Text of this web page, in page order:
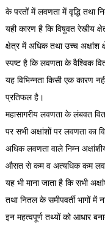
के परतों में लवणता में वृद्धि तथा
यही कारण है कि विषुवत रेखीय
क्षेत्र में अधिक तथा उच्च अक्षांश
स्पष्ट है कि लवणता के वैश्विक
यह विभिन्नता किसी एक कारण
प्रतिफल है।
महासागरीय लवणता के लंबवत
पर सभी अक्षांशों पर लवणता
अधिक लवणता वाले निम्न
औसत से कम व अत्यधिक कम
यह भी माना जाता है कि सभी
तथा नितल के समीपवर्ती भागों
इन महत्वपूर्ण तथ्यों को आधार